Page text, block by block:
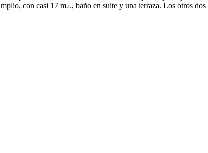
con casi 17 m2., baño en suite y una terraza. Los otros